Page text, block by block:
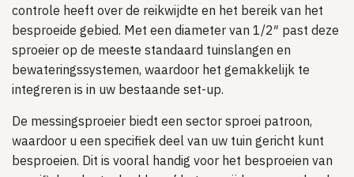
controle heeft over de reikwijdte en het bereik van het
besproeide gebied. Met een diameter van 1/2″ past deze
sproeier op de meeste standaard tuinslangen en
bewateringssystemen, waardoor het gemakkelijk te
integreren is in uw bestaande set-up.
De messingsproeier biedt een sector sproei patroon,
waardoor u een specifiek deel van uw tuin gericht kunt
besproeien. Dit is vooral handig voor het besproeien van